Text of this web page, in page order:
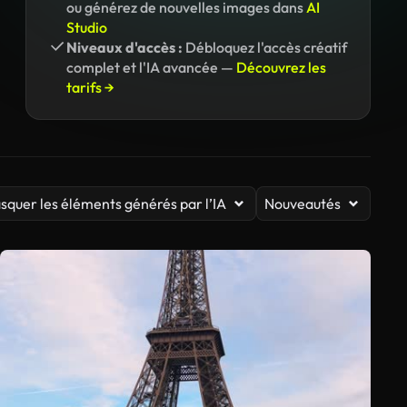
ou générez de nouvelles images dansAI
Studio
Niveaux d'accès : Débloquez l'accès créatif
complet et l'IA avancée — Découvrez les
tarifs →
les éléments générés par l’IA Nouveautés